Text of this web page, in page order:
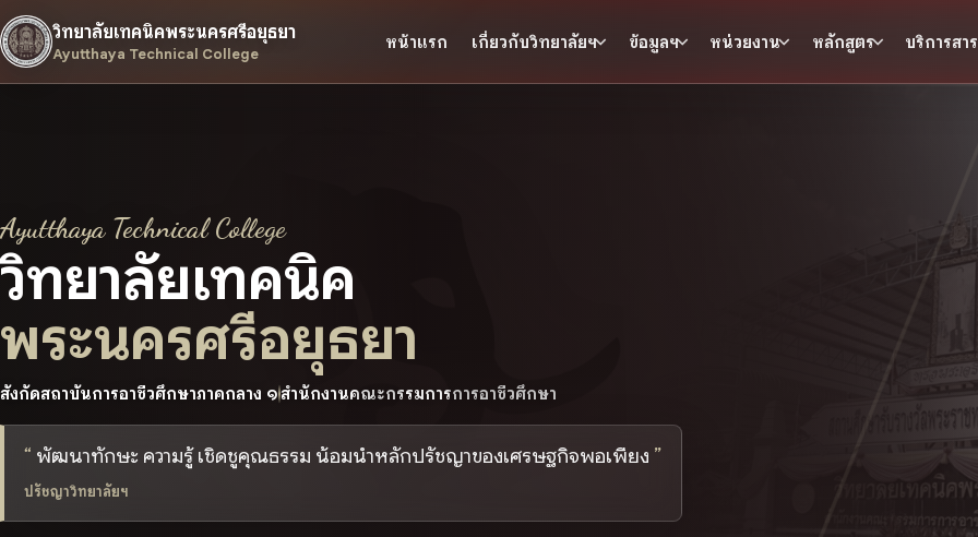
วิทยาลัยเทคนิคพระนครศรีอยุธยา
Ayutthaya Technical College
หน้าแรก เกี่ยวกับวิทยาลัยฯ ข้อมูลฯ หน่วยงาน หลักสูตร บริการสา
Ayutthaya Technical College
วิทยาลัยเทคนิค
พระนครศรีอยุธยา
สังกัดสถาบันการอาชีวศึกษาภาคกลาง ๑สำนักงานคณะกรรมการการอาชีวศึกษา
พัฒนาทักษะ ความรู้ เชิดชูคุณธรรม น้อมนำหลักปรัชญาของเศรษฐกิจพอเพียง
ปรัชญาวิทยาลัยฯ